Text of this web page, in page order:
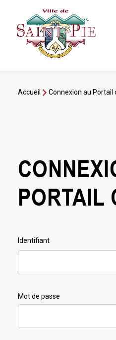
contenu
Accueil Connexion au Portail
PORTAIL
Identifiant
Mot de passe